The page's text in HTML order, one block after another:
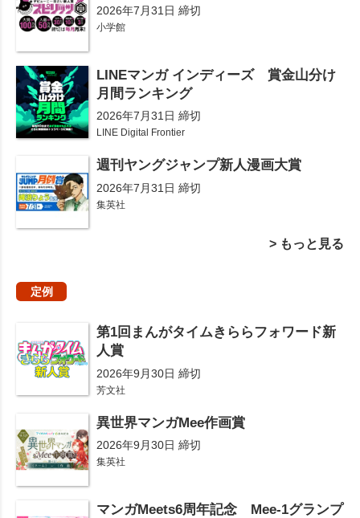
2026年7月31日 締切
小学館
LINEマンガ インディーズ 賞金山分け
月間ランキング
2026年7月31日 締切
LINE Digital Frontier
週刊ヤングジャンプ新人漫画大賞
2026年7月31日 締切
集英社
> もっと見る
定例
第1回まんがタイムきららフォワード新
人賞
2026年9月30日 締切
芳文社
異世界マンガMee作画賞
2026年9月30日 締切
集英社
マンガMeets6周年記念 Mee-1グランプ